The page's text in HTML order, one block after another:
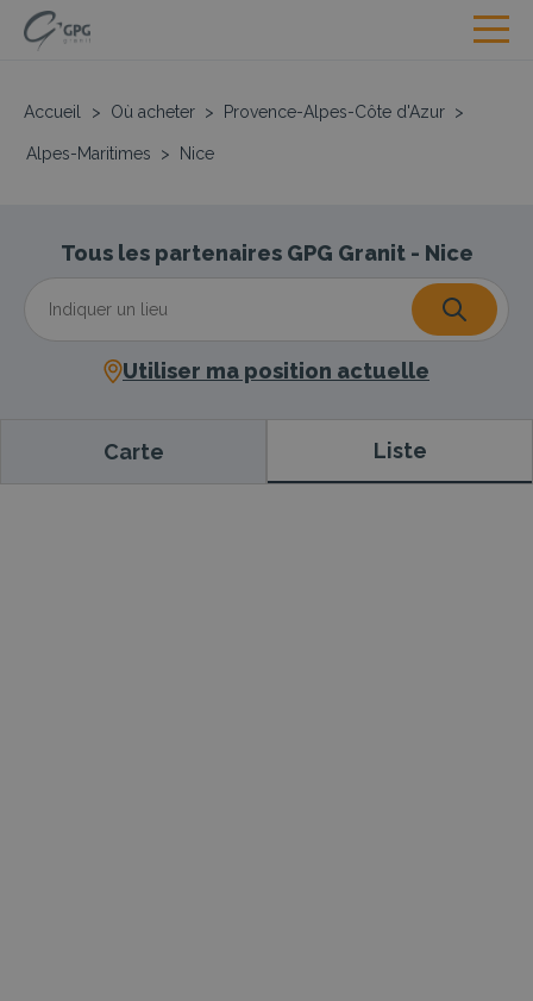
Accueil > Où acheter > Provence-Alpes-Côte d'Azur >
Alpes-Maritimes > Nice
Tous les partenaires GPG Granit - Nice
Utiliser ma position actuelle
Carte Liste